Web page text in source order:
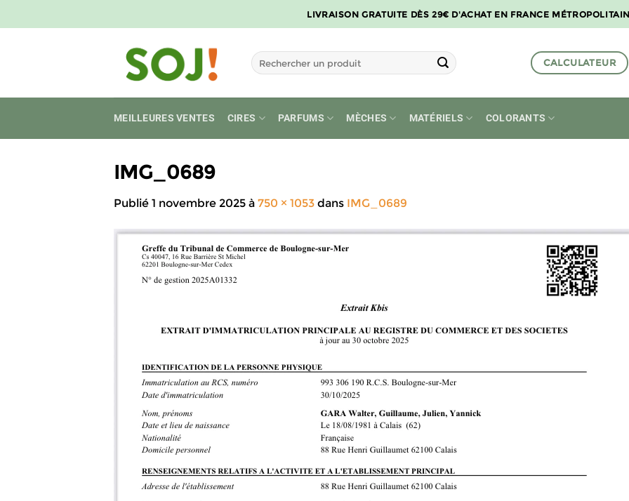
au
LIVRAISON GRATUITE DÈS 29€ D'ACHAT EN FRANCE
Recherche
pour :
CALCULATEUR
MEILLEURES VENTES CIRES PARFUMS MÈCHES MATÉRIELS COLORANTS
IMG_0689
Publié 1 novembre 2025 à 750 × 1053 dans IMG_0689